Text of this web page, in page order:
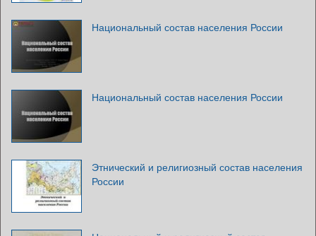
Национальный состав населения России
Национальный состав населения России
Этнический и религиозный состав населения
России